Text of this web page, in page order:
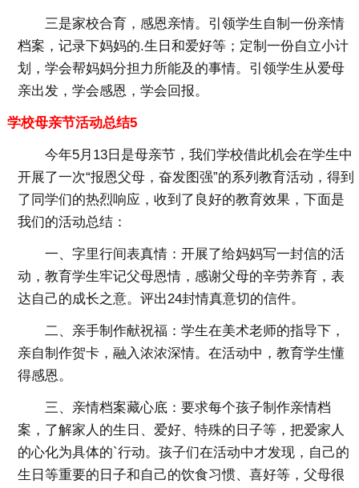
三是家校合育，感恩亲情。引领学生自制一份亲情
档案，记录下妈妈的.生日和爱好等；定制一份自立小计
划，学会帮妈妈分担力所能及的事情。引领学生从爱母
亲出发，学会感恩，学会回报。
学校母亲节活动总结5
今年5月13日是母亲节，我们学校借此机会在学生中
开展了一次“报恩父母，奋发图强”的系列教育活动，得到
了同学们的热烈响应，收到了良好的教育效果，下面是
我们的活动总结：
一、字里行间表真情：开展了给妈妈写一封信的活
动，教育学生牢记父母恩情，感谢父母的辛劳养育，表
达自己的成长之意。评出24封情真意切的信件。
二、亲手制作献祝福：学生在美术老师的指导下，
亲自制作贺卡，融入浓浓深情。在活动中，教育学生懂
得感恩。
三、亲情档案藏心底：要求每个孩子制作亲情档
案，了解家人的生日、爱好、特殊的日子等，把爱家人
的心化为具体的`行动。孩子们在活动中才发现，自己的
生日等重要的日子和自己的饮食习惯、喜好等，父母很